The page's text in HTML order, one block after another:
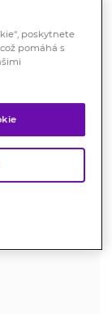
4
obsahem
poskytnete
pomáhá s